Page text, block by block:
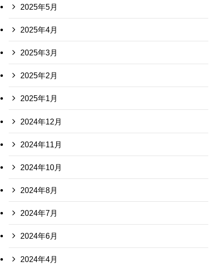
2025年5月
2025年4月
2025年3月
2025年2月
2025年1月
2024年12月
2024年11月
2024年10月
2024年8月
2024年7月
2024年6月
2024年4月